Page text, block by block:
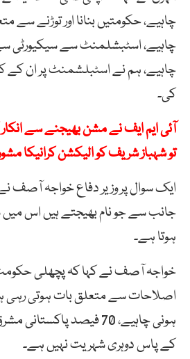
چاہیے، حکومتیں بنانا اور توڑنے سے
چاہیے، اسٹبشلمنٹ سے سیکیورٹی
چاہیے، ہم نے اسٹبلشمنٹ پر ان کے
کی۔
آئی ایم ایف نے مشن بھیجنے سے
تو شہباز شریف کو الیکشن کرانیکا
ایک سوال پر وزیر دفاع خواجہ آصف
جانب سے جو نام بھیجتے ہیں اس
ہوتا ہے۔
خواجہ آصف نے کہا کہ پچھلی
اصلاحات سے متعلق بات ہوتی رہی
ہونی چاہیے، 70 فیصد
کے پاس دوہری شہریت نہیں ہے۔